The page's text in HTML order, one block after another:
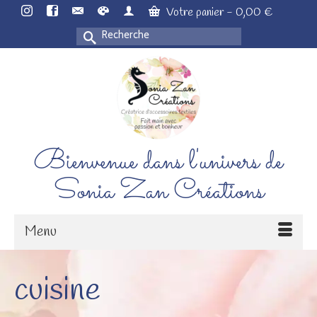
Votre panier- 0,00 €
Rechercher :
Bienvenue dans l'univers de
Sonia Zan Créations
Menu
cuisine